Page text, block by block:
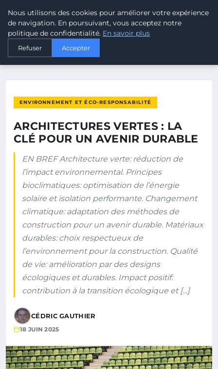
MALTA CLIMATE
ACCUEIL
ARCHITECTURES VERTES : LA CLÉ POUR UN AVENIR DURABLE
ENVIRONNEMENT ET ÉCO-RESPONSABILITÉ
ARCHITECTURES VERTES : LA
CLÉ POUR UN AVENIR DURABLE
EN BREF Architecture verte: réduction de
l’impact environnemental. Principes
bioclimatiques: optimisation de l’énergie
solaire et isolation performante. Changement
climatique: adaptation des méthodes de
construction pour un avenir durable. Matériaux
durables: choix respectueux de
l’environnement pour la construction. Qualité
de vie: amélioration par des designs
écologiques et durables. Impact positif:
contribution à la transition écologique et […]
CÉDRIC GAUTHIER
18 JUIN 2025
Nous utilisons des cookies pour améliorer votre expérience
de navigation. En poursuivant, vous acceptez notre
politique de confidentialité. En savoir plus
Refuser Accepter